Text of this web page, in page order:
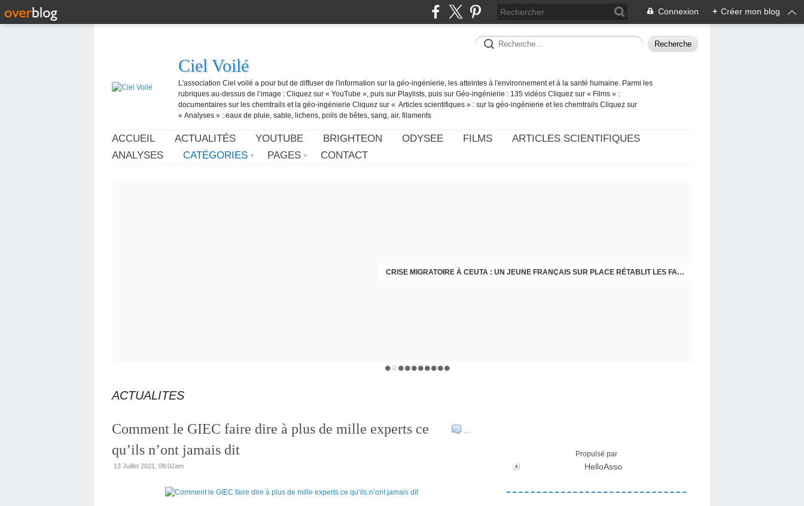
Connexion + Créer mon blog
Ciel Voilé
L'association Ciel voilé a pour but de diffuser de l'information sur la géo-ingénierie, les atteintes à l'environnement et à la santé humaine. Parmi les
rubriques au-dessus de l’image : Cliquez sur « YouTube », puis sur Playlists, puis sur Géo-ingénierie : 135 vidéos Cliquez sur « Films » :
documentaires sur les chemtrails et la géo-ingénierie Cliquez sur « Articles scientifiques » : sur la géo-ingénierie et les chemtrails Cliquez sur
« Analyses » : eaux de pluie, sable, lichens, poils de bêtes, sang, air, filaments
ACCUEIL ACTUALITÉS YOUTUBE BRIGHTEON ODYSEE FILMS
ARTICLES SCIENTIFIQUES
ANALYSES
CATÉGORIES PAGES CONTACT
CRISE MIGRATOIRE À CEUTA : UN JEUNE FRANÇAIS SUR PLACE RÉTABLIT LES FAITS ! - RAPHAËL AYMA
ACTUALITES
…
Comment le GIEC faire dire à plus de mille experts ce
qu’ils n’ont jamais dit
13 Juillet 2021, 08:02am
Propulsé par
HelloAsso